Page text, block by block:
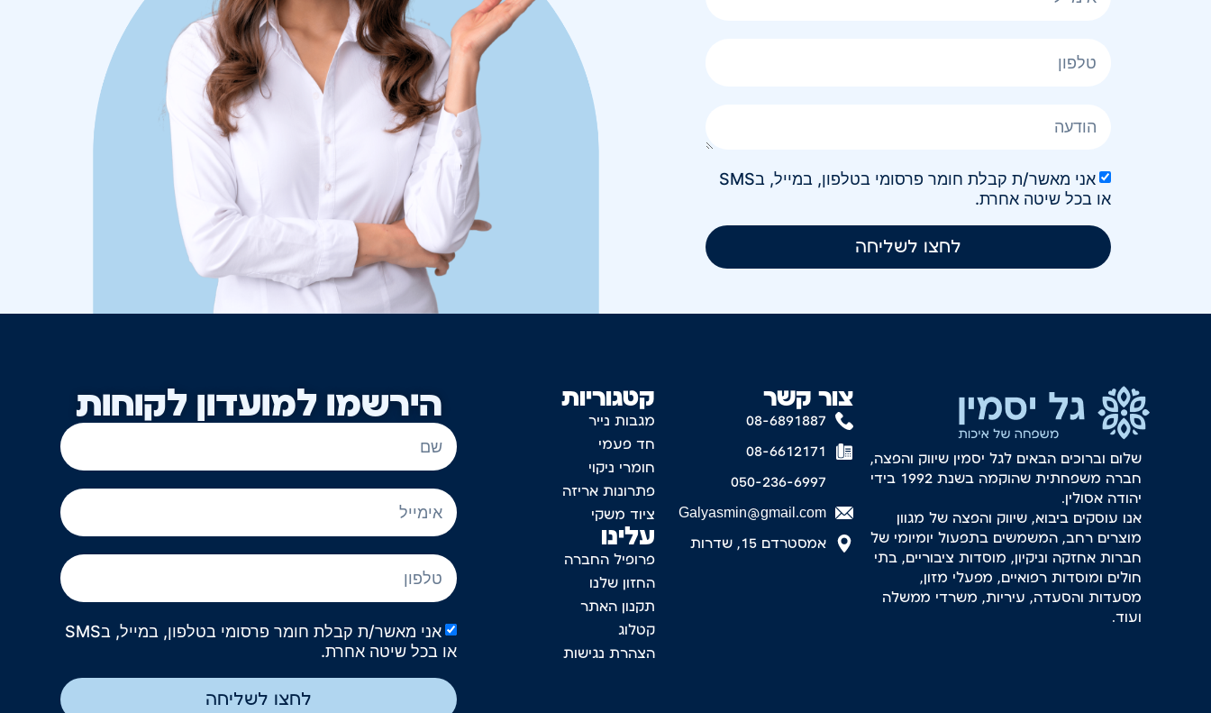
אני מאשר/ת קבלת חומר פרסומי בטלפון, במייל, בSMS
או בכל שיטה אחרת.
לחצו לשליחה
הירשמו למועדון לקוחות
אני מאשר/ת קבלת חומר פרסומי בטלפון, במייל, בSMS
או בכל שיטה אחרת.
לחצו לשליחה
קטגוריות
מגבות נייר
חד פעמי
חומרי ניקוי
פתרונות אריזה
ציוד משקי
עלינו
פרופיל החברה
החזון שלנו
תקנון האתר
קטלוג
הצהרת נגישות
צור קשר
08-6891887
08-6612171
050-236-6997
Galyasmin@gmail.com
אמסטרדם 15, שדרות
שלום וברוכים הבאים לגל יסמין שיווק והפצה,
חברה משפחתית שהוקמה בשנת 1992 בידי
יהודה אסולין.
אנו עוסקים ביבוא, שיווק והפצה של מגוון
מוצרים רחב, המשמשים בתפעול יומיומי של
חברות אחזקה וניקיון, מוסדות ציבוריים, בתי
חולים ומוסדות רפואיים, מפעלי מזון,
מסעדות והסעדה, עיריות, משרדי ממשלה
ועוד.